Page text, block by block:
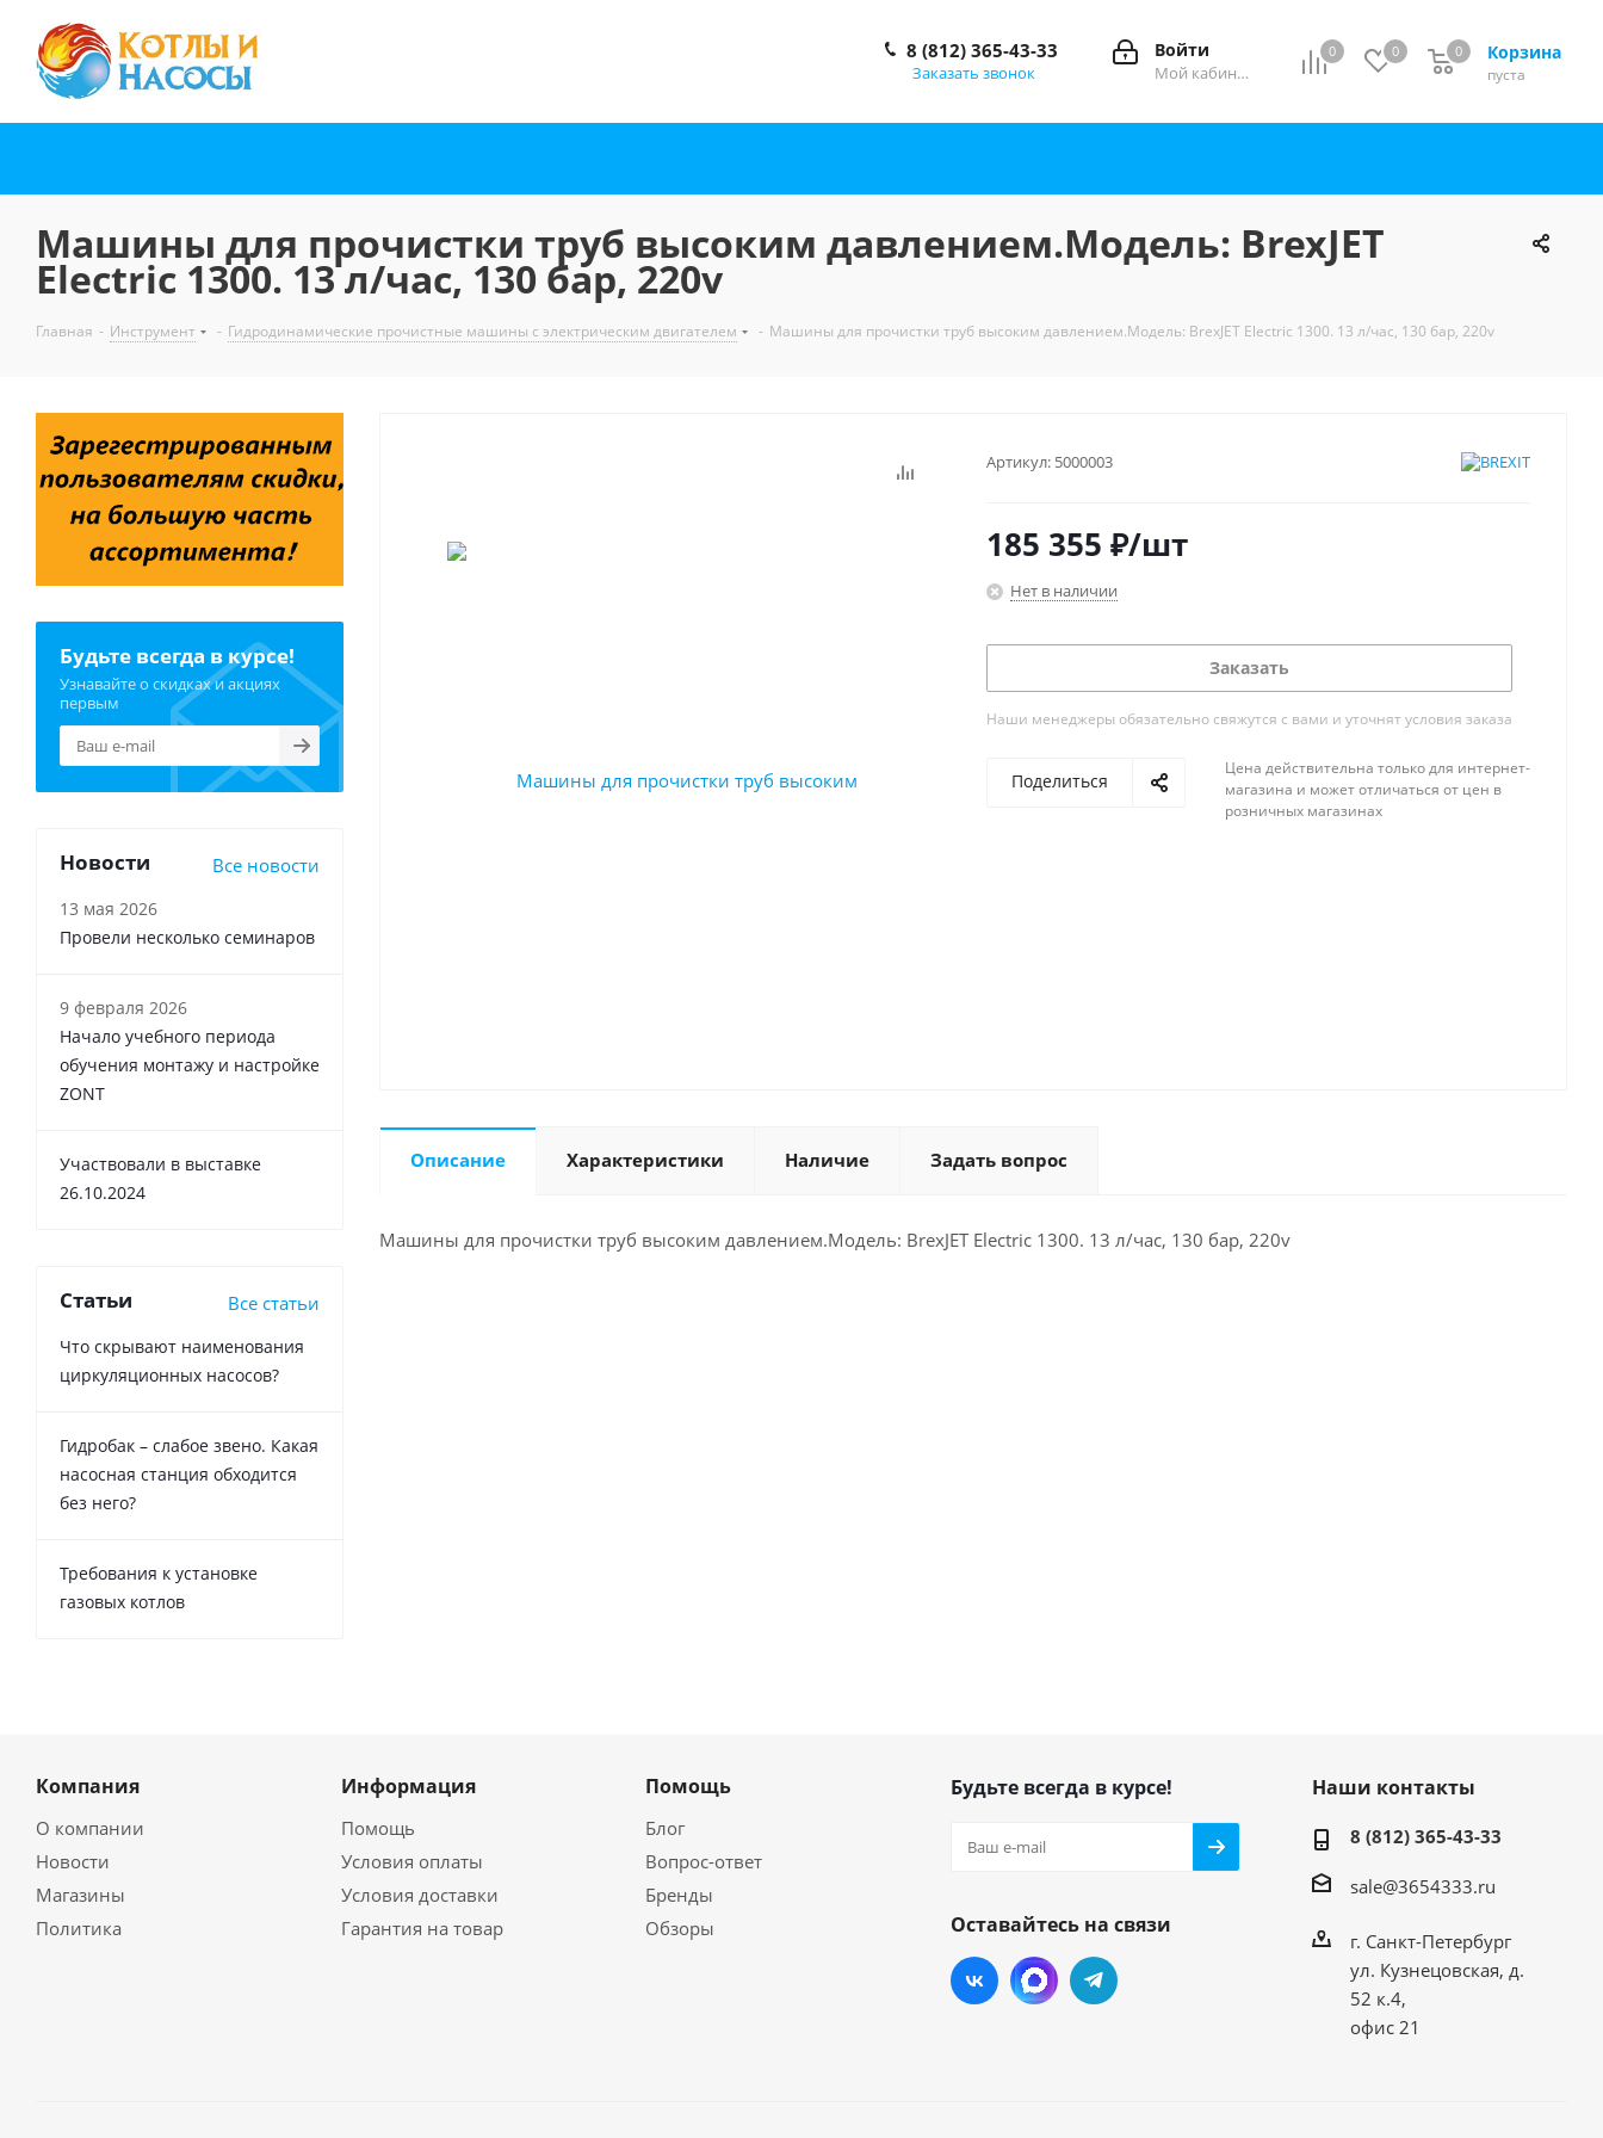
0 0 Корзина
0
пуста
0
Войти
Мой кабинет
8 (812) 365-43-33
Заказать звонок
Машины для прочистки труб высоким давлением.Модель: BrexJET
Electric 1300. 13 л/час, 130 бар, 220v
Главная - Инструмент - Гидродинамические прочистные машины с электрическим двигателем - Машины для прочистки труб высоким давлением.Модель: BrexJET Electric 1300. 13 л/час, 130 бар, 220v
Артикул: 5000003
185 355 ₽/шт
Нет в наличии
Заказать
Наши менеджеры обязательно свяжутся с вами и уточнят условия заказа
Поделиться
Цена действительна только для интернет-
магазина и может отличаться от цен в
розничных магазинах
Описание Характеристики Наличие Задать вопрос
Машины для прочистки труб высоким давлением.Модель: BrexJET Electric 1300. 13 л/час, 130 бар, 220v
Будьте всегда в курсе!
Узнавайте о скидках и акциях
первым
Новости Все новости
13 мая 2026
Провели несколько семинаров
9 февраля 2026
Начало учебного периода
обучения монтажу и настройке
ZONT
Участвовали в выставке
26.10.2024
Статьи Все статьи
Что скрывают наименования
циркуляционных насосов?
Гидробак – слабое звено. Какая
насосная станция обходится
без него?
Требования к установке
газовых котлов
Компания
О компании
Новости
Магазины
Политика
Информация
Помощь
Условия оплаты
Условия доставки
Гарантия на товар
Помощь
Блог
Вопрос-ответ
Бренды
Обзоры
Будьте всегда в курсе!
Оставайтесь на связи
Наши контакты
8 (812) 365-43-33
sale@3654333.ru
г. Санкт-Петербург
ул. Кузнецовская, д.
52 к.4,
офис 21